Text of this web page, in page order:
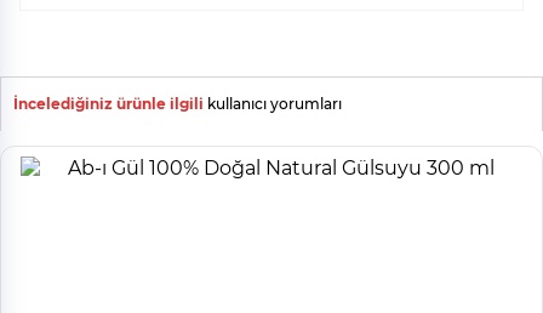
İncelediğiniz ürünle ilgili kullanıcı yorumları